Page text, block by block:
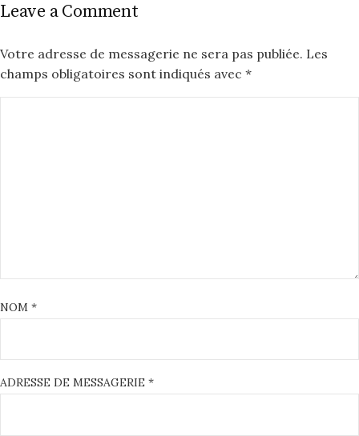
Leave a Comment
Votre adresse de messagerie ne sera pas publiée. Les
champs obligatoires sont indiqués avec *
NOM *
ADRESSE DE MESSAGERIE *